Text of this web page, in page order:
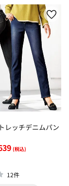
レッチデニムパン
(税込)
12件